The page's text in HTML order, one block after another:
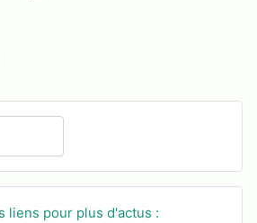
liens pour plus d'actus :